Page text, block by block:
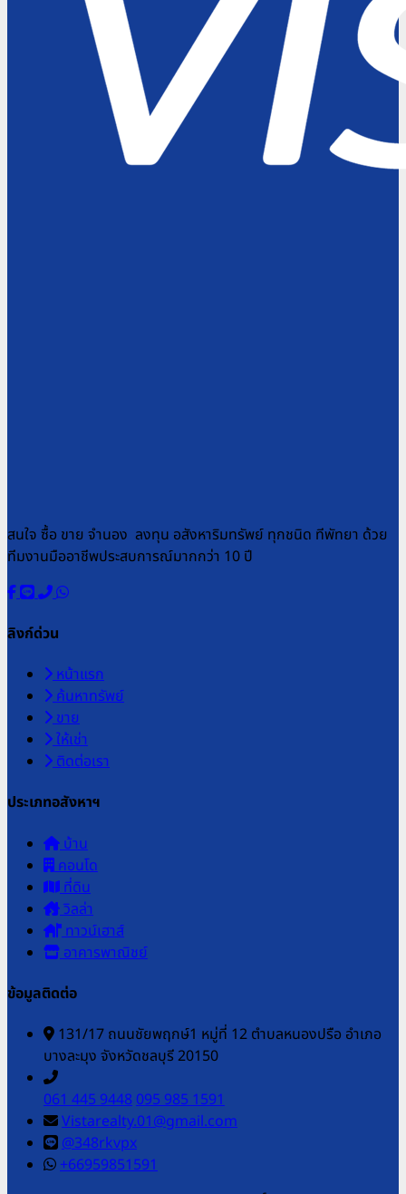
สนใจ ซื้อ ขาย จำนอง ลงทุน อสังหาริมทรัพย์ ทุกชนิด ทีพัทยา ด้วย
ทีมงานมืออาชีพประสบการณ์มากกว่า 10 ปี
ลิงก์ด่วน
หน้าแรก
ค้นหาทรัพย์
ขาย
ให้เช่า
ติดต่อเรา
ประเภทอสังหาฯ
บ้าน
คอนโด
ที่ดิน
วิลล่า
ทาวน์เฮาส์
อาคารพาณิชย์
ข้อมูลติดต่อ
131/17 ถนนชัยพฤกษ์1 หมู่ที่ 12 ตำบลหนองปรือ อำเภอ
บางละมุง จังหวัดชลบุรี 20150
061 445 9448095 985 1591
Vistarealty.01@gmail.com
@348rkvpx
+66959851591